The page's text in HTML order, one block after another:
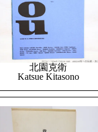
北園克衛
Katsue Kitasono